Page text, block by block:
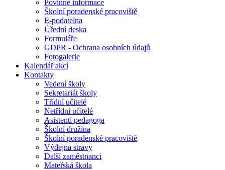
Povinné informace
Školní poradenské pracoviště
E-podatelna
Úřední deska
Formuláře
GDPR - Ochrana osobních údajů
Fotogalerie
Kalendář akcí
Kontakty
Vedení školy
Sekretariát školy
Třídní učitelé
Netřídní učitelé
Asistenti pedagoga
Školní družina
Školní poradenské pracoviště
Výdejna stravy
Další zaměstnanci
Mateřská škola